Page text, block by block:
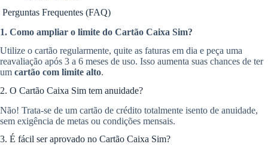
Perguntas Frequentes (FAQ)
1. Como ampliar o limite do Cartão Caixa Sim?
Utilize o cartão regularmente, quite as faturas em dia e peça uma
reavaliação após 3 a 6 meses de uso. Isso aumenta suas chances de ter
um cartão com limite alto.
2. O Cartão Caixa Sim tem anuidade?
Não! Trata-se de um cartão de crédito totalmente isento de anuidade,
sem exigência de metas ou condições mensais.
3. É fácil ser aprovado no Cartão Caixa Sim?